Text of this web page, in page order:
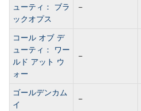
ューティ： ブラ
ックオプス
－
コール オブ デ
ューティ： ワー
ルド アット ウ
ォー
－
ゴールデンカム
イ
－